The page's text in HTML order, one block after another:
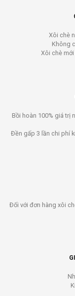
Xôi chè
Không
Xôi chè
Bồi hoàn 100% giá trị
Đền gấp 3 lần chi phí
Đối với đơn hàng xôi